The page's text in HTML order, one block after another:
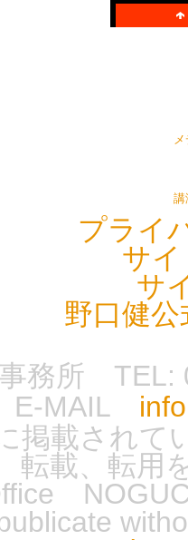
講
プライ
サ
サ
野口健
事務所 TEL:
E-MAIL
掲載されて
転載、転用